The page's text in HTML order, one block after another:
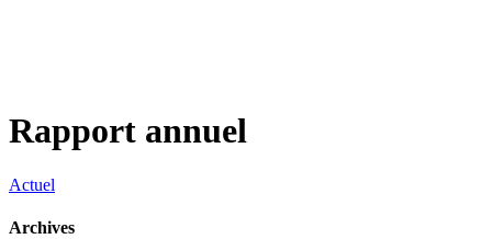
Rapport annuel
Actuel
Archives